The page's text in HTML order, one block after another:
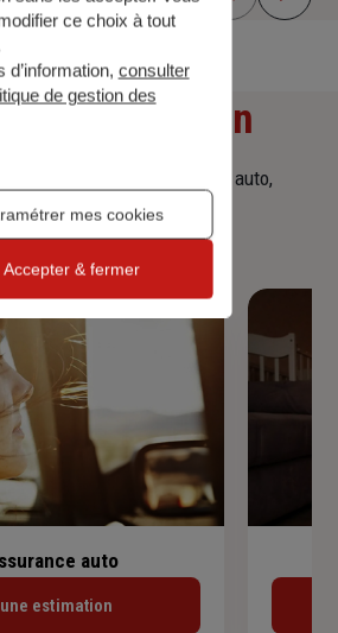
une simulation
tarifaire d'assurance, auto,
prêt immobilier.
auto
estimation
ce choix à tout
d’information, consulter
de gestion des
mes cookies
Accepter & fermer